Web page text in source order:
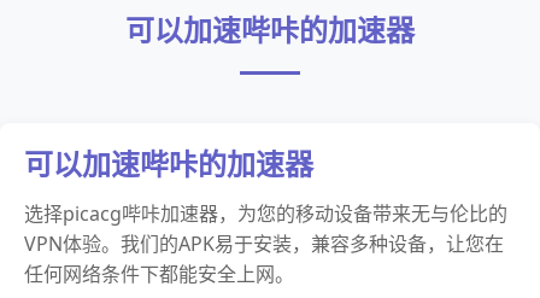
可以加速哔咔的加速器
可以加速哔咔的加速器
选择picacg哔咔加速器，为您的移动设备带来无与伦比的
VPN体验。我们的APK易于安装，兼容多种设备，让您在
任何网络条件下都能安全上网。